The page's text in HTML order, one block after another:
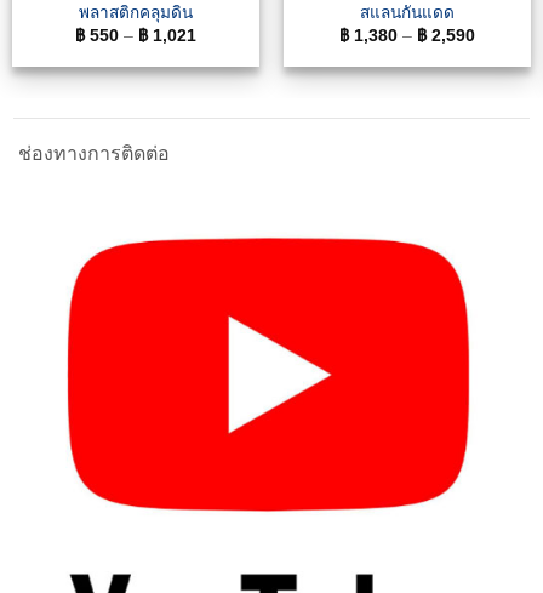
พลาสติกคลุมดิน
฿550 – ฿1,021
สแลนกันแดด
฿1,380 – ฿2,590
ช่องทางการติดต่อ